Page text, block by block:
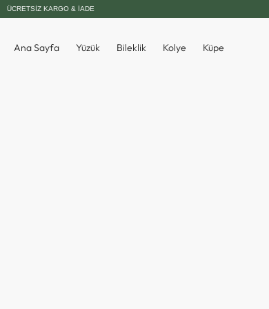
ÜCRETSIZ KARGO & İADE
Ana Sayfa Yüzük Bileklik Kolye Küpe